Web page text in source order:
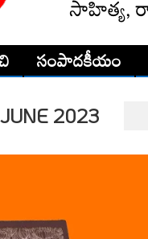
సంపాదకీయం
JUNE 2023